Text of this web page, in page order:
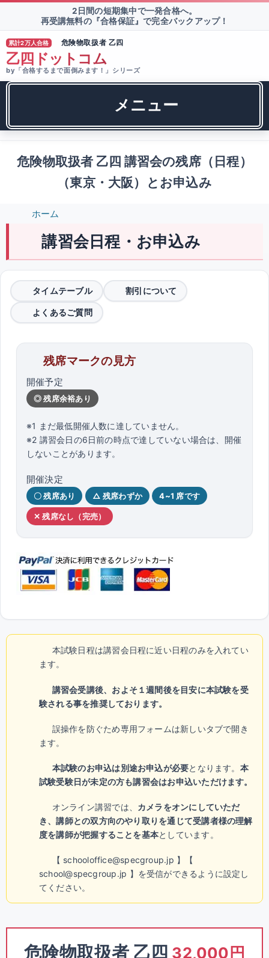
2日間の短期集中で一発合格へ。
再受講無料の『合格保証』で完全バックアップ！
累計2万人合格 危険物取扱者 乙四
乙四ドットコム
by「合格するまで面倒みます！」シリーズ
メニュー
危険物取扱者 乙四 講習会の残席（日程）
（東京・大阪）とお申込み
ホーム
講習会日程・お申込み
タイムテーブル 割引について
よくあるご質問
残席マークの見方
開催予定
◎ 残席余裕あり
※1 まだ最低開催人数に達していません。
※2 講習会日の6日前の時点で達していない場合は、開催
しないことがあります。
開催決定
〇 残席あり △ 残席わずか 4~1 席です
✕ 残席なし（完売）
本試験日程は講習会日程に近い日程のみを入れてい
ます。
講習会受講後、およそ１週間後を目安に本試験を受
験される事を推奨しております。
誤操作を防ぐため専用フォームは新しいタブで開き
ます。
本試験のお申込は別途お申込が必要となります。 本
試験受験日が未定の方も講習会はお申込いただけます。
オンライン講習では、 カメラをオンにしていただ
き、講師との双方向のやり取りを通じて受講者様の理解
度を講師が把握することを基本としています。
【 schooloffice@specgroup.jp 】【
school@specgroup.jp 】を受信ができるように設定し
てください。
危険物取扱者 乙四 32,000円